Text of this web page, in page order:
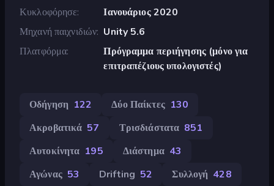
Κυκλοφόρησε
Ιανουάριος 2020
Μηχανή παιχνιδιών Unity 5.6
Πλατφόρμα
Πρόγραμμα περιήγησης (μόνο για
επιτραπέζιους υπολογιστές)
Οδήγηση 122 Δύο Παίκτες 130
Ακροβατικά 57 Τρισδιάστατα 851
Αυτοκίνητα 195 Διάστημα 43
Αγώνας 53 Drifting 52 Συλλογή 428